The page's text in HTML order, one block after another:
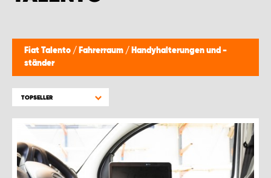
Fiat Talento / Fahrerraum / Handyhalterungen und -
ständer
TOPSELLER
WORK SYSTEM LIMBURG-KEMPEN
WORK SYSTEM WORK SYSTEM BRÜGGE